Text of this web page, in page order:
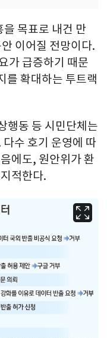
목표로 내건 만
이어질 전망이다.
가 급증하기 때문
를 확대하는 투트랙
행동 등 시민단체는
수 호기 운영에 따
에도, 원안위가 환
적한다.